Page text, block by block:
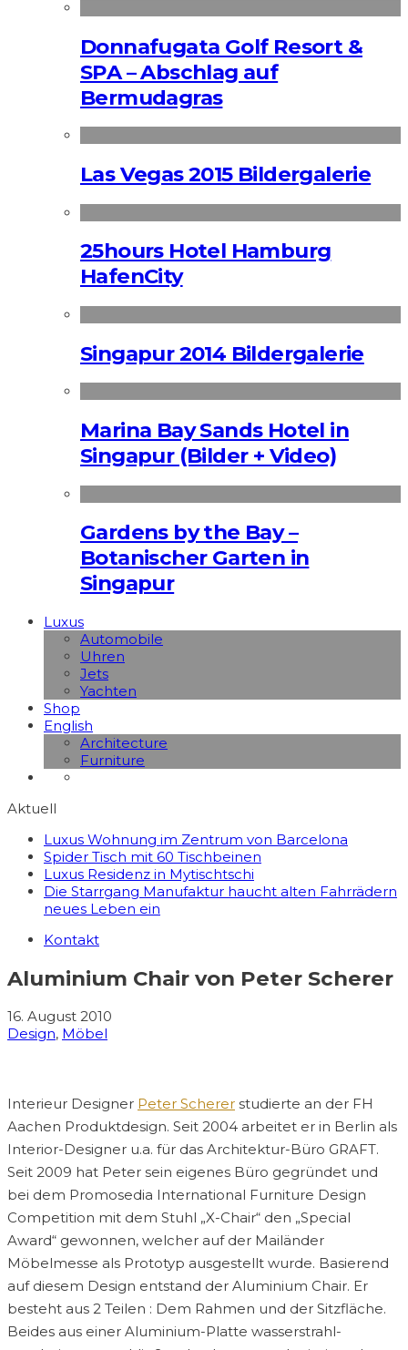
Donnafugata Golf Resort &
SPA – Abschlag auf
Bermudagras
Las Vegas 2015 Bildergalerie
25hours Hotel Hamburg
HafenCity
Singapur 2014 Bildergalerie
Marina Bay Sands Hotel in
Singapur (Bilder + Video)
Gardens by the Bay –
Botanischer Garten in
Singapur
Luxus
Automobile
Uhren
Jets
Yachten
Shop
English
Architecture
Furniture
Aktuell
Luxus Wohnung im Zentrum von Barcelona
Spider Tisch mit 60 Tischbeinen
Luxus Residenz in Mytischtschi
Die Starrgang Manufaktur haucht alten Fahrrädern
neues Leben ein
Kontakt
Aluminium Chair von Peter Scherer
16. August 2010
Design, Möbel
Interieur Designer Peter Scherer studierte an der FH
Aachen Produktdesign. Seit 2004 arbeitet er in Berlin als
Interior-Designer u.a. für das Architektur-Büro GRAFT.
Seit 2009 hat Peter sein eigenes Büro gegründet und
bei dem Promosedia International Furniture Design
Competition mit dem Stuhl „X-Chair“ den „Special
Award“ gewonnen, welcher auf der Mailänder
Möbelmesse als Prototyp ausgestellt wurde. Basierend
auf diesem Design entstand der Aluminium Chair. Er
besteht aus 2 Teilen : Dem Rahmen und der Sitzfläche.
Beides aus einer Aluminium-Platte wasserstrahl-